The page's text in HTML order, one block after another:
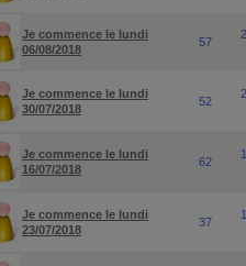
Je commence le lundi
06/08/2018
57
Je commence le lundi
30/07/2018
52
Je commence le lundi
16/07/2018
62
Je commence le lundi
23/07/2018
37